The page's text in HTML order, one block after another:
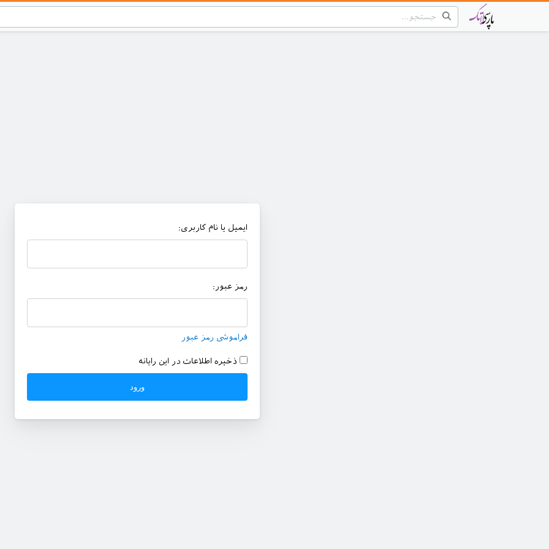
ایمیل یا نام کاربری:
رمز عبور:
فراموشی رمز عبور
ذخیره اطلاعات در این رایانه